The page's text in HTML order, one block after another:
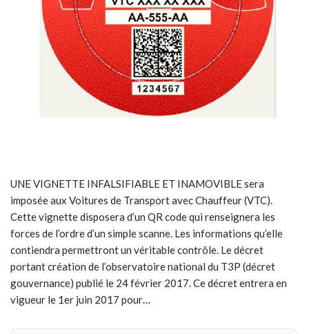
UNE VIGNETTE INFALSIFIABLE ET INAMOVIBLE sera
imposée aux Voitures de Transport avec Chauffeur (VTC).
Cette vignette disposera d’un QR code qui renseignera les
forces de l’ordre d’un simple scanne. Les informations qu’elle
contiendra permettront un véritable contrôle. Le décret
portant création de l’observatoire national du T3P (décret
gouvernance) publié le 24 février 2017. Ce décret entrera en
vigueur le 1er juin 2017 pour…